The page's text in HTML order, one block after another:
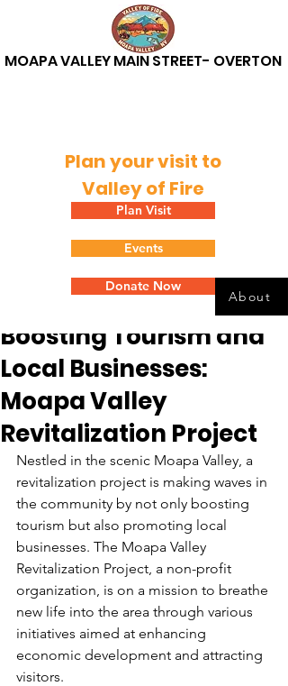
MOAPA VALLEY MAIN STREET- OVERTON
Plan your visit to
Valley of Fire
Plan Visit
Events
Donate Now
About
Boosting Tourism and
Local Businesses:
Moapa Valley
Revitalization Project
Mary Kaye Washburn
Nestled in the scenic Moapa Valley, a
revitalization project is making waves in
the community by not only boosting
tourism but also promoting local
businesses. The Moapa Valley
Revitalization Project, a non-profit
organization, is on a mission to breathe
new life into the area through various
initiatives aimed at enhancing
economic development and attracting
visitors.